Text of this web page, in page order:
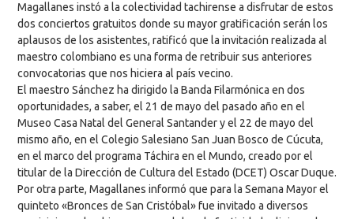
Magallanes instó a la colectividad tachirense a disfrutar de estos
dos conciertos gratuitos donde su mayor gratificación serán los
aplausos de los asistentes, ratificó que la invitación realizada al
maestro colombiano es una forma de retribuir sus anteriores
convocatorias que nos hiciera al país vecino.
El maestro Sánchez ha dirigido la Banda Filarmónica en dos
oportunidades, a saber, el 21 de mayo del pasado año en el
Museo Casa Natal del General Santander y el 22 de mayo del
mismo año, en el Colegio Salesiano San Juan Bosco de Cúcuta,
en el marco del programa Táchira en el Mundo, creado por el
titular de la Dirección de Cultura del Estado (DCET) Oscar Duque.
Por otra parte, Magallanes informó que para la Semana Mayor el
quinteto «Bronces de San Cristóbal» fue invitado a diversos